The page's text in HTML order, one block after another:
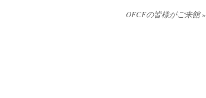
OFCFの皆様がご来館»